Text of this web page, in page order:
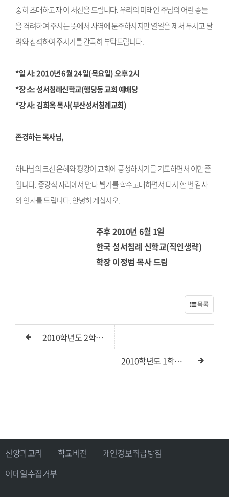
중히 초대하고자 이 서신을 드립니다. 우리의 미래인 주님의 어린 종들
을 격려하여 주시는 뜻에서 사역에 분주하시지만 열일을 제처 두시고 달
려와 참석하여 주시기를 간곡히 부탁드립니다.
*일 시: 2010년 6월 24일(목요일) 오후 2시
*장 소: 성서침례신학교(행당동 교회 예배당
*강 사: 김희옥 목사(부산성서침례교회)
존경하는 목사님,
하나님의 크신 은혜와 평강이 교회에 풍성하시기를 기도하면서 이만 줄
입니다. 종강식 자리에서 만나 뵙기를 학수고대하면서 다시 한 번 감사
의 인사를 드립니다. 안녕히 계십시오.
주후 2010년 6월 1일
한국 성서침례 신학교(직인생략)
학장 이정범 목사 드림
목록
2010학년도 2학기 기말고사 안내
2010학년도 1학기 중간고사
신앙과교리 학교비전
개인정보취급방침
이메일수집거부